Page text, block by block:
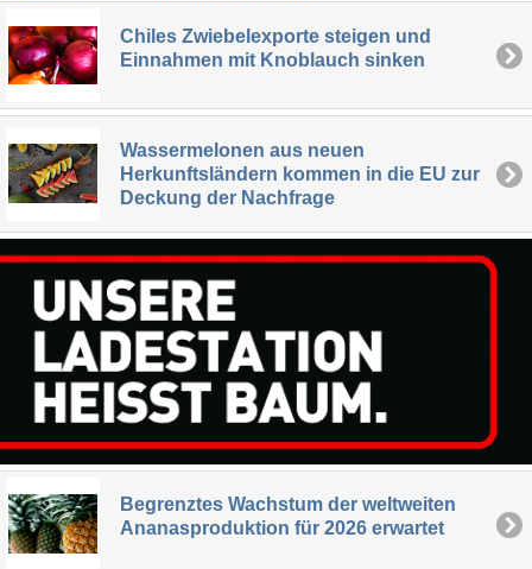
Chiles Zwiebelexporte steigen und
Einnahmen mit Knoblauch sinken
Wassermelonen aus neuen
Herkunftsländern kommen in die EU zur
Deckung der Nachfrage
Begrenztes Wachstum der weltweiten
Ananasproduktion für 2026 erwartet